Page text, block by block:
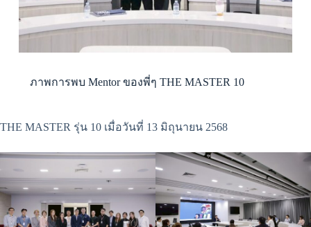
ภาพการพบ Mentor ของพี่ๆ THE MASTER 10
THE MASTER รุ่น 10 เมื่อวันที่ 13 มิถุนายน 2568